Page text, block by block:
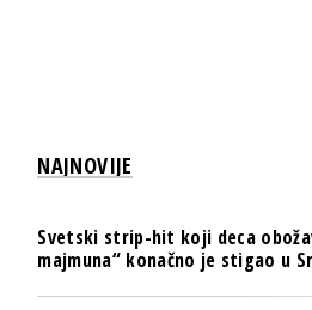
NAJNOVIJE
Svetski strip-hit koji deca
majmuna“ konačno je stigao u